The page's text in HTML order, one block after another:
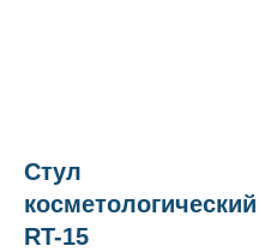
Стул
косметологический
RT-15